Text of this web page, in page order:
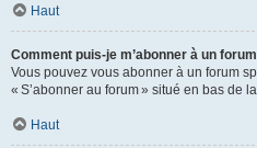
Haut
Comment puis-je m’abonner à un
Vous pouvez vous abonner à un forum
« S’abonner au forum » situé en bas de
Haut